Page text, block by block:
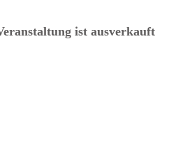
ist ausverkauft